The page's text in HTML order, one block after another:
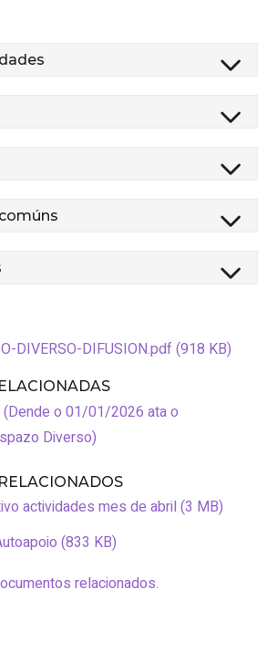
DIVERSO-DIFUSION.pdf (918 KB)
(Dende o 01/01/2026 ata o
Diverso)
actividades mes de abril (3 MB)
(833 KB)
relacionados.